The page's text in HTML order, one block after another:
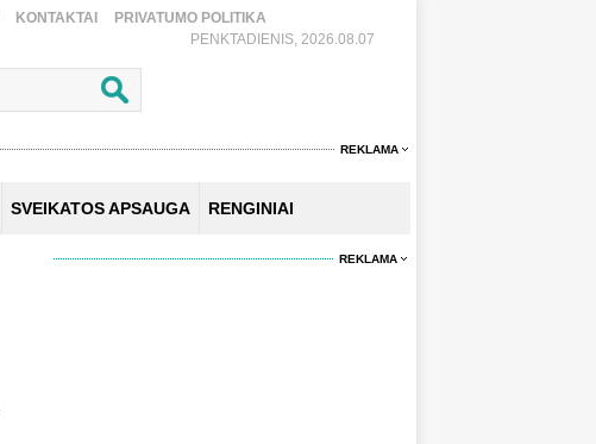
KONTAKTAI
PRIVATUMO POLITIKA
PENKTADIENIS, 2026.08.07
REKLAMA
SVEIKATOS APSAUGA RENGINIAI
REKLAMA